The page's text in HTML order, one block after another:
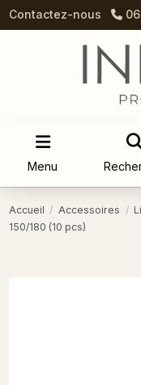
Contactez-nous
Menu
Accueil Accessoires
150/180 (10 pcs)